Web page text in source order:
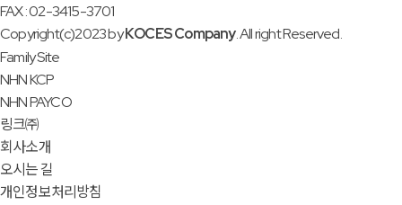
FAX : 02-3415-3701
Copyright(c)2023 byKOCES Company. All right Reserved.
Family Site
NHN KCP
NHN PAYCO
링크㈜
회사소개
오시는 길
개인정보처리방침